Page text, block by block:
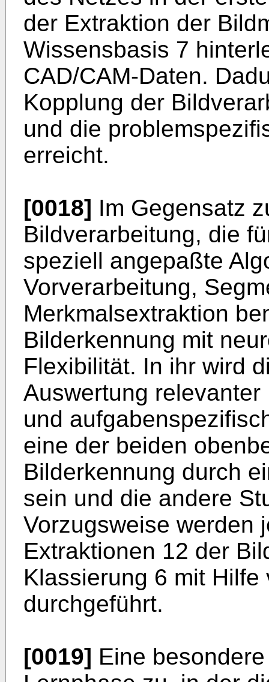
der Extraktion der
Wissensbasis 7
CAD/CAM-Daten.
Kopplung der
und die
erreicht.
[0018] Im Gegensatz
Bildverarbeitung, die
speziell angepaßte
Vorverarbeitung,
Merkmalsextraktion
Bilderkennung mit
Flexibilität. In ihr wird
Auswertung
und
eine der beiden
Bilderkennung durch
sein und die andere
Vorzugsweise werden
Extraktionen 12 der
Klassierung 6 mit
durchgeführt.
[0019] Eine